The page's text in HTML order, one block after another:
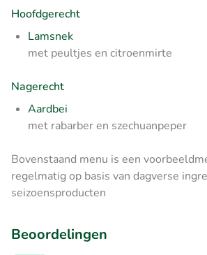
Hoofdgerecht
Lamsnek
met peultjes en citroenmirte
Nagerecht
Aardbei
met rabarber en szechuanpeper
Bovenstaand menu is een
regelmatig op basis van dagverse
seizoensproducten
Beoordelingen